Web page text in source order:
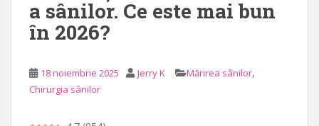
a sânilor. Ce este mai bun
în 2026?
18 noiembrie 2025 Jerry K Mărirea sânilor,
Chirurgia sânilor